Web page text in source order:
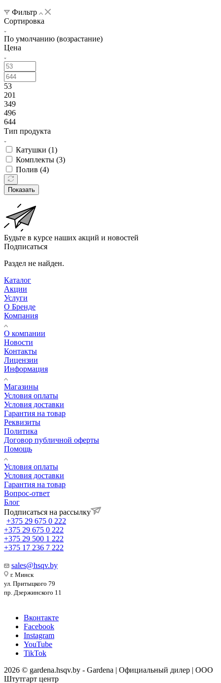
Фильтр
Сортировка
По умолчанию (возрастание)
Цена
53
201
349
496
644
Тип продукта
Катушки (1)
Комплекты (3)
Полив (4)
Показать
Будьте в курсе наших акций и новостей
Подписаться
Раздел не найден.
Каталог
Акции
Услуги
О Бренде
Компания
О компании
Новости
Контакты
Лицензии
Информация
Магазины
Условия оплаты
Условия доставки
Гарантия на товар
Реквизиты
Политика
Договор публичной оферты
Помощь
Условия оплаты
Условия доставки
Гарантия на товар
Вопрос-ответ
Блог
Подписаться на рассылку
+375 29 675 0 222
+375 29 675 0 222
+375 29 500 1 222
+375 17 236 7 222
sales@hsqv.by
г. Минск
ул. Притыцкого 79
пр. Дзержинского 11
Вконтакте
Facebook
Instagram
YouTube
TikTok
2026 © gardena.hsqv.by - Gardena | Официальный дилер | ООО
Штутгарт центр